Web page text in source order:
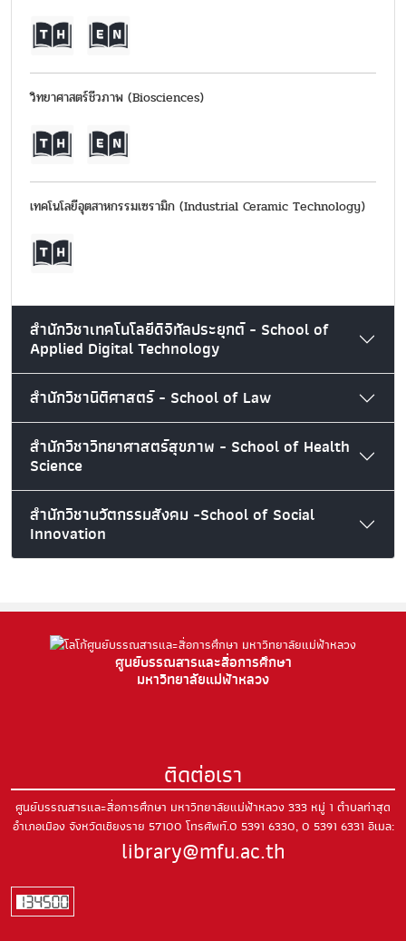
วิทยาศาสตร์ชีวภาพ (Biosciences)
เทคโนโลยีอุตสาหกรรมเซรามิก (Industrial Ceramic Technology)
สำนักวิชาเทคโนโลยีดิจิทัลประยุกต์ - School of
Applied Digital Technology
สำนักวิชานิติศาสตร์ - School of Law
สำนักวิชาวิทยาศาสตร์สุขภาพ - School of Health
Science
สำนักวิชานวัตกรรมสังคม -School of Social
Innovation
ศูนย์บรรณสารและสื่อการศึกษา
มหาวิทยาลัยแม่ฟ้าหลวง
ติดต่อเรา
ศูนย์บรรณสารและสื่อการศึกษา มหาวิทยาลัยแม่ฟ้าหลวง333 หมู่ 1 ตำบลท่าสุด
อำเภอเมือง จังหวัดเชียงราย 57100 โทรศัพท์.0 5391 6330, 0 5391 6331 อีเมล:
library@mfu.ac.th